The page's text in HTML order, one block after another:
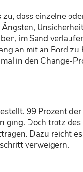
dass einzelne
im Sand
an mit an Bord zu
in den Change-
99 Prozent der
ging. Doch trotz des
Dazu reicht es
verweigern.